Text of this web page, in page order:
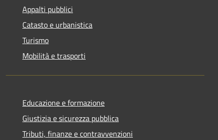
Appalti pubblici
Catasto e urbanistica
Turismo
Mobilità e trasporti
Educazione e formazione
Giustizia e sicurezza pubblica
Tributi, finanze e contravvenzioni